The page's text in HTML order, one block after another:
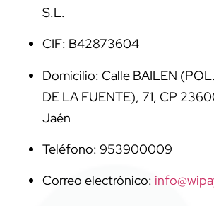
S.L.
CIF: B42873604
Domicilio: Calle BAILEN
DE LA FUENTE), 71, CP
Jaén
Teléfono: 953900009
Correo electrónico: